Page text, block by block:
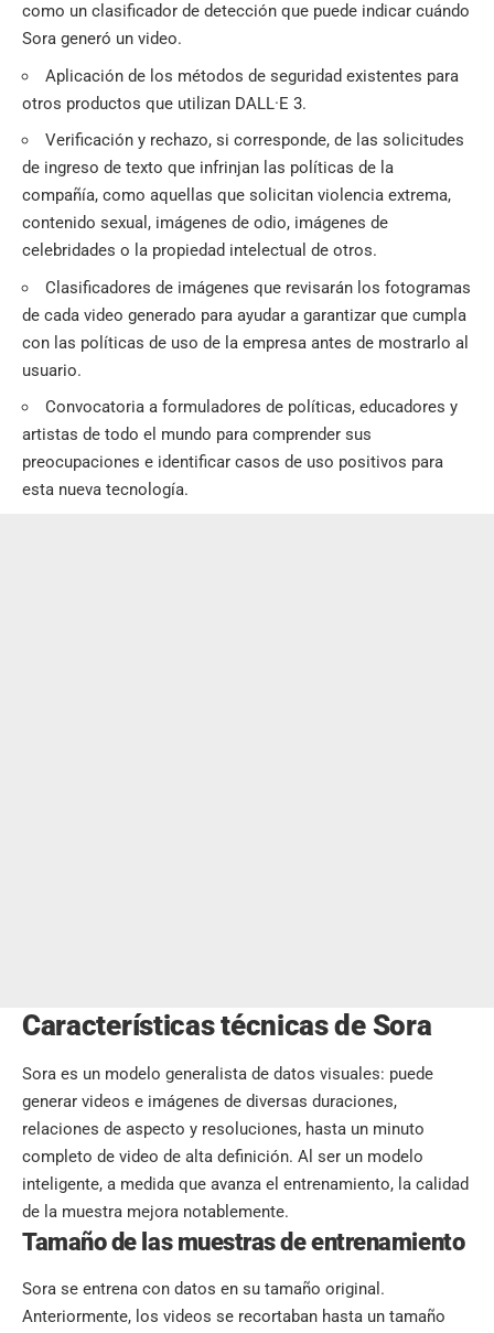
como un clasificador de detección que puede indicar cuándo
Sora generó un video.
Aplicación de los métodos de seguridad existentes para
otros productos que utilizan DALL·E 3.
Verificación y rechazo, si corresponde, de las solicitudes
de ingreso de texto que infrinjan las políticas de la
compañía, como aquellas que solicitan violencia extrema,
contenido sexual, imágenes de odio, imágenes de
celebridades o la propiedad intelectual de otros.
Clasificadores de imágenes que revisarán los fotogramas
de cada video generado para ayudar a garantizar que cumpla
con las políticas de uso de la empresa antes de mostrarlo al
usuario.
Convocatoria a formuladores de políticas, educadores y
artistas de todo el mundo para comprender sus
preocupaciones e identificar casos de uso positivos para
esta nueva tecnología.
Características técnicas de Sora
Sora es un modelo generalista de datos visuales: puede
generar videos e imágenes de diversas duraciones,
relaciones de aspecto y resoluciones, hasta un minuto
completo de video de alta definición. Al ser un modelo
inteligente, a medida que avanza el entrenamiento, la calidad
de la muestra mejora notablemente.
Tamaño de las muestras de entrenamiento
Sora se entrena con datos en su tamaño original.
Anteriormente, los videos se recortaban hasta un tamaño